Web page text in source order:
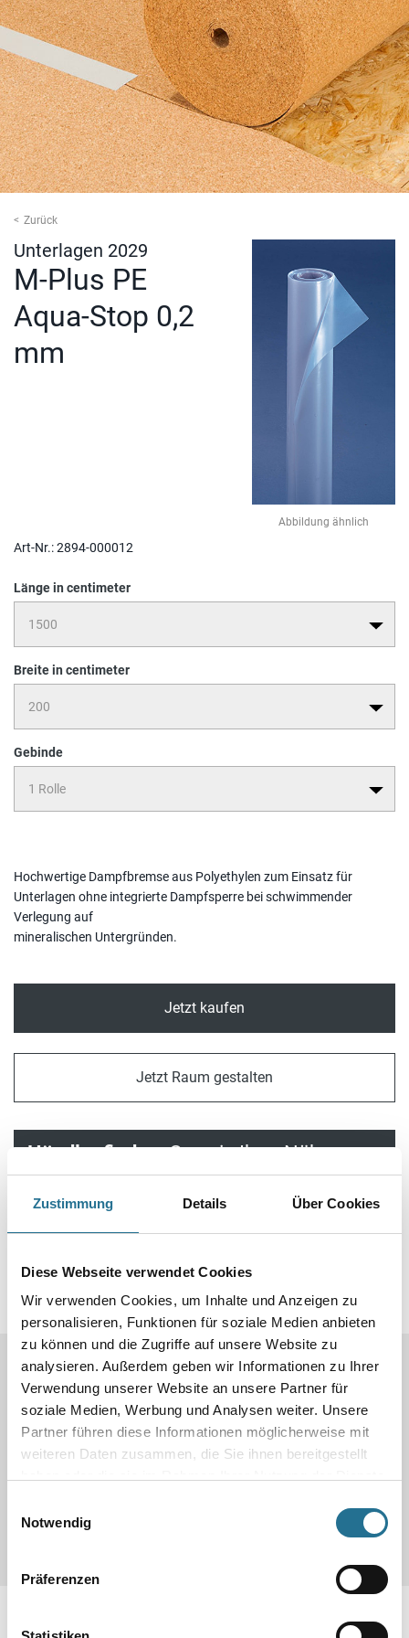
Zustimmung Details Über Cookies
Diese Webseite verwendet Cookies
Wir verwenden Cookies, um Inhalte und Anzeigen zu
personalisieren, Funktionen für soziale Medien anbieten
zu können und die Zugriffe auf unsere Website zu
analysieren. Außerdem geben wir Informationen zu Ihrer
Verwendung unserer Website an unsere Partner für
soziale Medien, Werbung und Analysen weiter. Unsere
Partner führen diese Informationen möglicherweise mit
weiteren Daten zusammen, die Sie ihnen bereitgestellt
Notwendig
Präferenzen
Zurück
Unterlagen 2029
M-Plus PE
Aqua-Stop 0,2
mm
Abbildung ähnlich
Hochwertige Dampfbremse aus Polyethylen zum Einsatz für
Unterlagen ohne integrierte Dampfsperre bei schwimmender
Verlegung auf
mineralischen Untergründen.
Art-Nr.:2894-000012
Länge in centimeter
Breite in centimeter
Gebinde
Jetzt kaufen
Jetzt Raum gestalten
Händler finden.Ganz in Ihrer Nähe.
Produkteigenschaften
Produkteigenschaft
- Produktart: Dämmunterlage
- Einsatzbereich:
- Lieferform: Rolle
- Abmessung: 15,0 x 2,0 m
- Inhalt: 30
- Gesamtstärke: 0,2 mm
- Trittschallverbesserung: - dB